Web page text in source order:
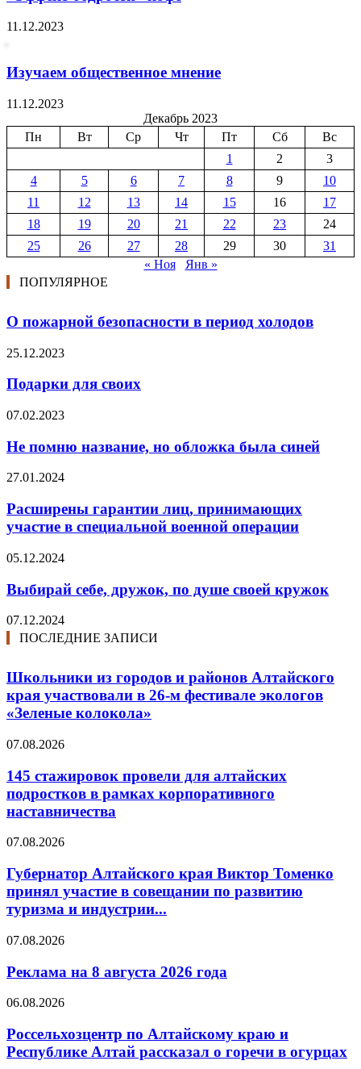
11.12.2023
Изучаем общественное мнение
11.12.2023
Декабрь 2023
Пн
Вт Ср Чт Пт Сб
Вс
1
2
3
4
5 6 7 8 9
10
11
12 13 14 15 16
17
18
19 20 21 22 23
24
25
26 27 28 29 30
31
« Ноя
Янв »
ПОПУЛЯРНОЕ
О пожарной безопасности в период холодов
25.12.2023
Подарки для своих
07.02.2023
Не помню название, но обложка была синей
27.01.2024
Расширены гарантии лиц, принимающих
участие в специальной военной операции
05.12.2024
Выбирай себе, дружок, по душе своей кружок
07.12.2024
ПОСЛЕДНИЕ ЗАПИСИ
Школьники из городов и районов Алтайского
края участвовали в 26-м фестивале экологов
«Зеленые колокола»
07.08.2026
145 стажировок провели для алтайских
подростков в рамках корпоративного
наставничества
07.08.2026
Губернатор Алтайского края Виктор Томенко
принял участие в совещании по развитию
туризма и индустрии...
07.08.2026
Реклама на 8 августа 2026 года
06.08.2026
Россельхозцентр по Алтайскому краю и
Республике Алтай рассказал о горечи в огурцах